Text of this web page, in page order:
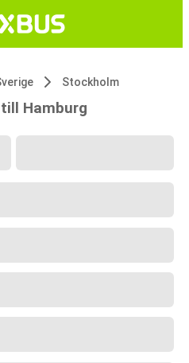
Stockholm
Hamburg